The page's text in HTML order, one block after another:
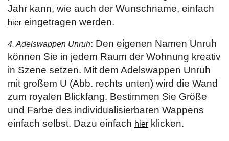
Jahr kann, wie auch der Wunschname, einfach
hier eingetragen werden.
4. Adelswappen Unruh: Den eigenen Namen Unruh
können Sie in jedem Raum der Wohnung kreativ
in Szene setzen. Mit dem Adelswappen Unruh
mit großem U (Abb. rechts unten) wird die Wand
zum royalen Blickfang. Bestimmen Sie Größe
und Farbe des individualisierbaren Wappens
einfach selbst. Dazu einfach hier klicken.